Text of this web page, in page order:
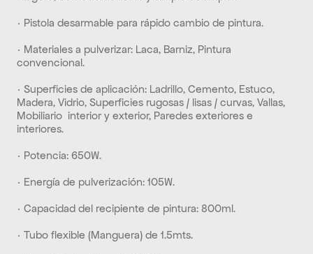
· Pistola desarmable para rápido cambio de pintura.
· Materiales a pulverizar: Laca, Barniz, Pintura
convencional.
· Superficies de aplicación: Ladrillo, Cemento, Estuco,
Madera, Vidrio, Superficies rugosas / lisas / curvas, Vallas,
Mobiliario  interior y exterior, Paredes exteriores e
interiores.
· Potencia: 650W.
· Energía de pulverización: 105W.
· Capacidad del recipiente de pintura: 800ml.
· Tubo flexible (Manguera) de 1.5mts.